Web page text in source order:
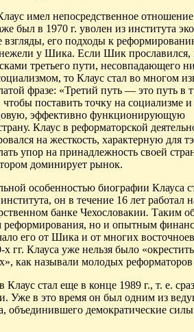
имел непосредственное
был в 1970 г. уволен из института
взгляды, его подходы к
у Шика. Если Шик прославился,
третьего пути, несовпадающего
то Клаус стал во многом
фразе: «Третий путь — это путь в
поставить точку на социализме и
эффективно функционирующую
Клаус в реформаторской
на жесткость, характерную для
упор на принадлежность своей
доминирует рынок.
особенностью биографии Клауса
он в течение 16 лет работал
банке Чехословакии. Таким
реформирования, но и опытным
его от Шика и от многих
гг. Клауса уже нельзя было
как называли молодых
стал еще в конце 1989 г., т. е.
Уже в это время он был одним из
объединившего демократические силы